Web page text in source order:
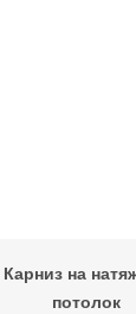
Карниз на
потолок